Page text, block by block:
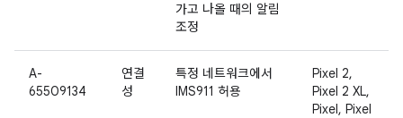
가고 나올 때의 알림
조정
A-
65509134
연결
성
특정 네트워크에서
IMS911 허용
Pixel 2,
Pixel 2 XL,
Pixel, Pixel